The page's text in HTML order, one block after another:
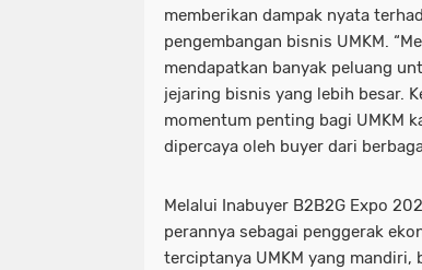
memberikan dampak nyata
pengembangan bisnis UMKM.
mendapatkan banyak peluang
jejaring bisnis yang lebih besar.
momentum penting bagi UMKM
dipercaya oleh buyer dari
Melalui Inabuyer B2B2G Expo
perannya sebagai penggerak
terciptanya UMKM yang mandiri,